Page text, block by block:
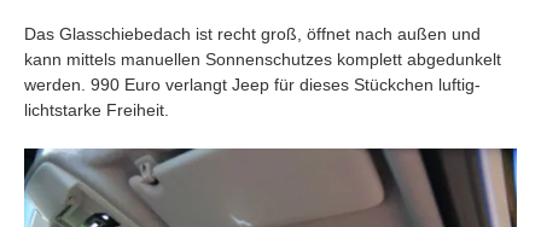
Das Glasschiebedach ist recht groß, öffnet nach außen und
kann mittels manuellen Sonnenschutzes komplett abgedunkelt
werden. 990 Euro verlangt Jeep für dieses Stückchen luftig-
lichtstarke Freiheit.